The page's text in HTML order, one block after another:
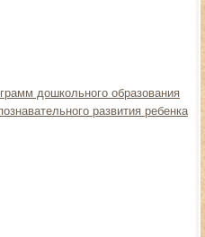
дошкольного образования
развития ребенка